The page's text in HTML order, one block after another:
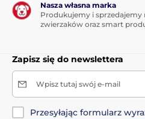
Nasza własna marka
Produkujemy i sprzedajemy
zwierzaków oraz smart
Zapisz się do newslettera
Wpisz tutaj swój e-mail
Przesyłając formularz